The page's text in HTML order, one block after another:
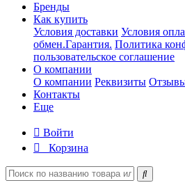
Бренды
Как купить
Условия доставки Условия
обмен.Гарантия. Политика
пользовательское соглашение
О компании
О компании Реквизиты
Контакты
Еще
Войти
Корзина